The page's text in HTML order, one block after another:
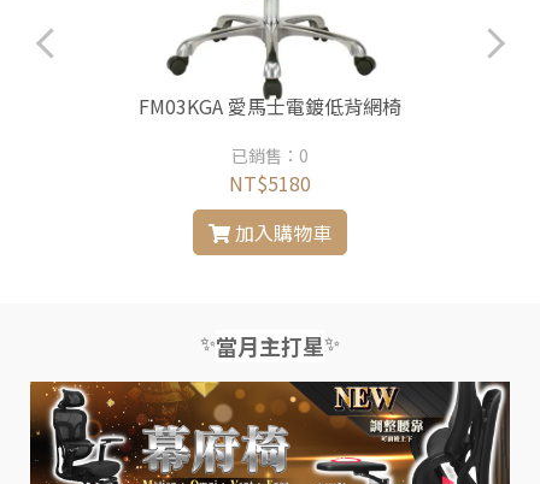
FM03KGA 愛馬士電鍍低背網椅
已銷售：0
NT$5180
加入購物車
✨當月主打星✨